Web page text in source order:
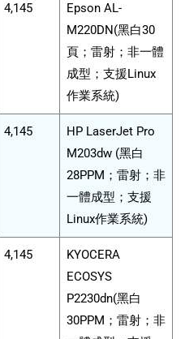
4,145
Epson AL-
M220DN(黑白30
頁；雷射；非一體
成型；支援Linux
作業系統)
4,145
HP LaserJet Pro
M203dw (黑白
28PPM；雷射；非
一體成型；支援
Linux作業系統)
4,145
KYOCERA
ECOSYS
P2230dn(黑白
30PPM；雷射；非